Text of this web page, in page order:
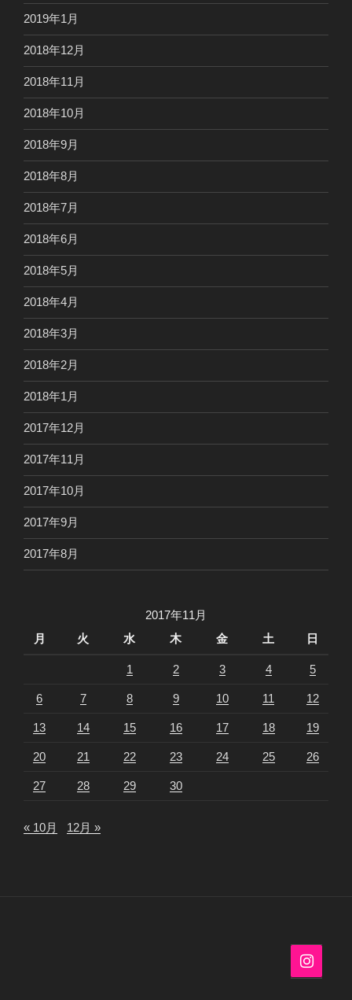
2019年1月
2018年12月
2018年11月
2018年10月
2018年9月
2018年8月
2018年7月
2018年6月
2018年5月
2018年4月
2018年3月
2018年2月
2018年1月
2017年12月
2017年11月
2017年10月
2017年9月
2017年8月
2017年11月
月
火 水 木 金 土 日
1 2 3 4 5
6 7 8 9 10 11 12
13 14 15 16 17 18 19
20 21 22 23 24 25 26
27 28 29 30
« 10月 12月 »